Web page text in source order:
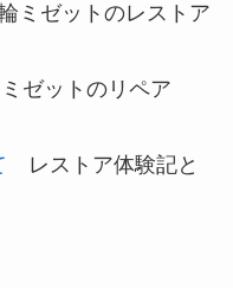
ミゼットのレストア
ットのリペア
レストア体験記と